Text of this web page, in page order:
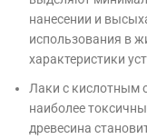
нанесении и
использования в
характеристики
Лаки с кислотным
наиболее
древесина